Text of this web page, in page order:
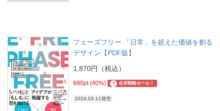
フェーズフリー 「日常」を超えた価値を創る
デザイン【PDF版】
1,870円（税込）
680pt (40%) ? 生存戦略セール！
2024.03.11発売